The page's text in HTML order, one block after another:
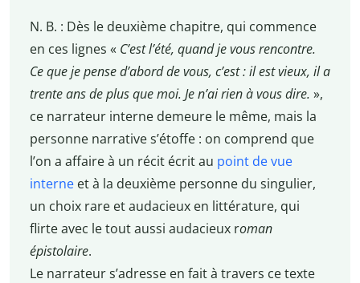
N. B. : Dès le deuxième chapitre, qui commence
en ces lignes « C’est l’été, quand je vous rencontre.
Ce que je pense d’abord de vous, c’est : il est vieux, il a
trente ans de plus que moi. Je n’ai rien à vous dire. »,
ce narrateur interne demeure le même, mais la
personne narrative s’étoffe : on comprend que
l’on a affaire à un récit écrit au point de vue
interneet à la deuxième personne du singulier,
un choix rare et audacieux en littérature, qui
flirte avec le tout aussi audacieux roman
épistolaire.
Le narrateur s’adresse en fait à travers ce texte